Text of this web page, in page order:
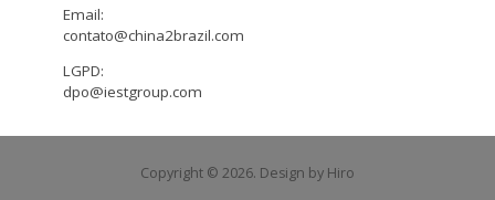
Email:
contato@china2brazil.com
LGPD:
dpo@iestgroup.com
Copyright © 2026. Design by Hiro